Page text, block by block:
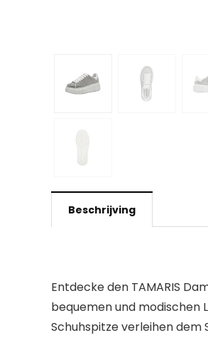
Beschrijving
Entdecke den TAMARIS
bequemen und modischen
Schuhspitze verleihen dem